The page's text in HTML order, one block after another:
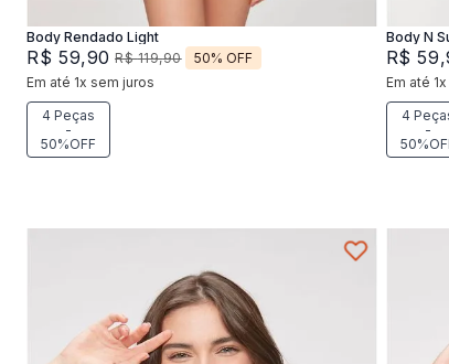
Body Rendado Light
R$ 59,90 R$ 119,90 50% OFF
Em até 1x sem juros
4 Peças
-
50%OFF
Body N
R$ 59,
Em até 1x
4
-